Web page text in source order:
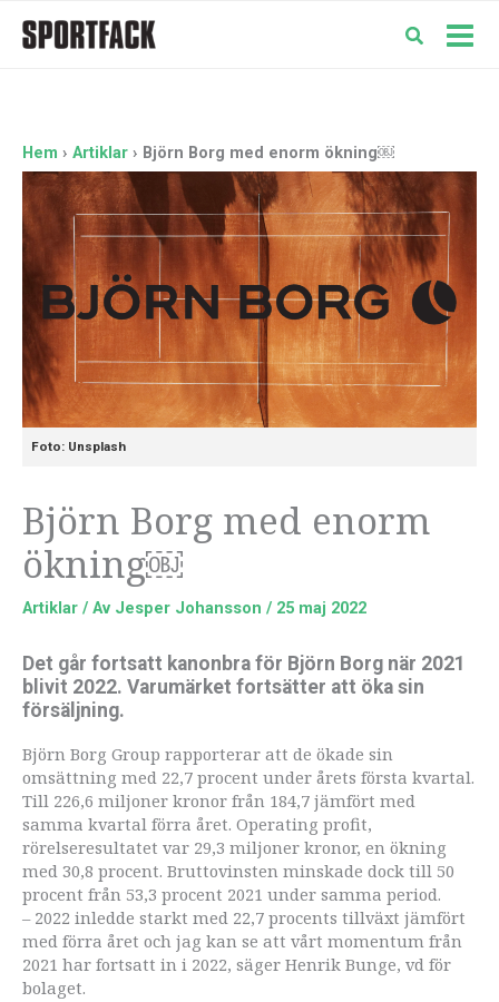
Hem Artiklar Björn Borg med enorm ökning￼
Foto: Unsplash
Björn Borg med enorm
ökning￼
Artiklar / Av Jesper Johansson / 25 maj 2022
Det går fortsatt kanonbra för Björn Borg när 2021
blivit 2022. Varumärket fortsätter att öka sin
försäljning.
Björn Borg Group rapporterar att de ökade sin
omsättning med 22,7 procent under årets första kvartal.
Till 226,6 miljoner kronor från 184,7 jämfört med
samma kvartal förra året. Operating profit,
rörelseresultatet var 29,3 miljoner kronor, en ökning
med 30,8 procent. Bruttovinsten minskade dock till 50
procent från 53,3 procent 2021 under samma period.
– 2022 inledde starkt med 22,7 procents tillväxt jämfört
med förra året och jag kan se att vårt momentum från
2021 har fortsatt in i 2022, säger Henrik Bunge, vd för
bolaget.